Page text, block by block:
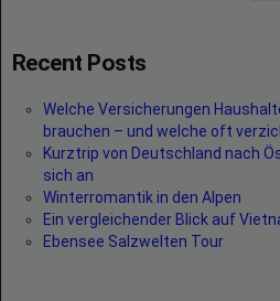
Recent Posts
Welche Versicherungen
brauchen – und welche oft
Kurztrip von Deutschland nach
sich an
Winterromantik in den Alpen
Ein vergleichender Blick auf
Ebensee Salzwelten Tour